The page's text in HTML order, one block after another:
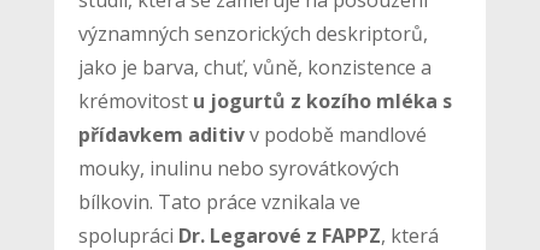
významných senzorických deskriptorů,
jako je barva, chuť, vůně, konzistence a
krémovitost u jogurtů z kozího mléka s
přídavkem aditivv podobě mandlové
mouky, inulinu nebo syrovátkových
bílkovin. Tato práce vznikala ve
spolupráci Dr. Legarové z FAPPZ, která